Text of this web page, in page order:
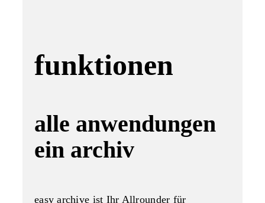
funktionen
alle anwendungen
ein archiv
easy archive ist Ihr Allrounder für